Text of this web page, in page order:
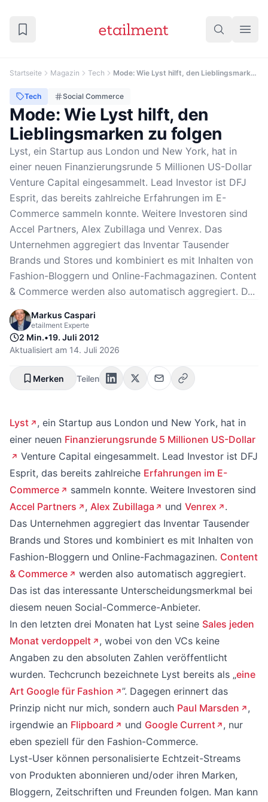
Startseite Magazin Tech Mode: Wie Lyst hilft, den Lieblingsmarken zu folgen
Tech Social Commerce
Mode: Wie Lyst hilft, den
Lieblingsmarken zu folgen
Lyst, ein Startup aus London und New York, hat in
einer neuen Finanzierungsrunde 5 Millionen US-Dollar
Venture Capital eingesammelt. Lead Investor ist DFJ
Esprit, das bereits zahlreiche Erfahrungen im E-
Commerce sammeln konnte. Weitere Investoren sind
Accel Partners, Alex Zubillaga und Venrex. Das
Unternehmen aggregiert das Inventar Tausender
Brands und Stores und kombiniert es mit Inhalten von
Fashion-Bloggern und Online-Fachmagazinen. Content
& Commerce werden also automatisch aggregiert. D...
Markus Caspari
etailment Experte
2 Min.•19. Juli 2012
Aktualisiert am 14. Juli 2026
Merken Teilen
Lyst
, ein Startup aus London und New York, hat in
einer neuen Finanzierungsrunde 5 Millionen US-Dollar
Venture Capital eingesammelt. Lead Investor ist DFJ
Esprit, das bereits zahlreiche Erfahrungen im E-
Commerce
sammeln konnte. Weitere Investoren sind
Accel Partners
, Alex Zubillaga undVenrex
.
Das Unternehmen aggregiert das Inventar Tausender
Brands und Stores und kombiniert es mit Inhalten von
Fashion-Bloggern und Online-Fachmagazinen. Content
& Commerce
werden also automatisch aggregiert.
Das ist das interessante Unterscheidungsmerkmal bei
diesem neuen Social-Commerce-Anbieter.
In den letzten drei Monaten hat Lyst seine Sales jeden
Monat verdoppelt
, wobei von den VCs keine
Angaben zu den absoluten Zahlen veröffentlicht
wurden. Techcrunch bezeichnete Lyst bereits als „eine
Art Google für Fashion
”. Dagegen erinnert das
Prinzip nicht nur mich, sondern auch Paul Marsden
,
irgendwie an Flipboard und Google Current
, nur
eben speziell für den Fashion-Commerce.
Lyst-User können personalisierte Echtzeit-Streams
von Produkten abonnieren und/oder ihren Marken,
Bloggern, Zeitschriften und Freunden folgen. Man kann